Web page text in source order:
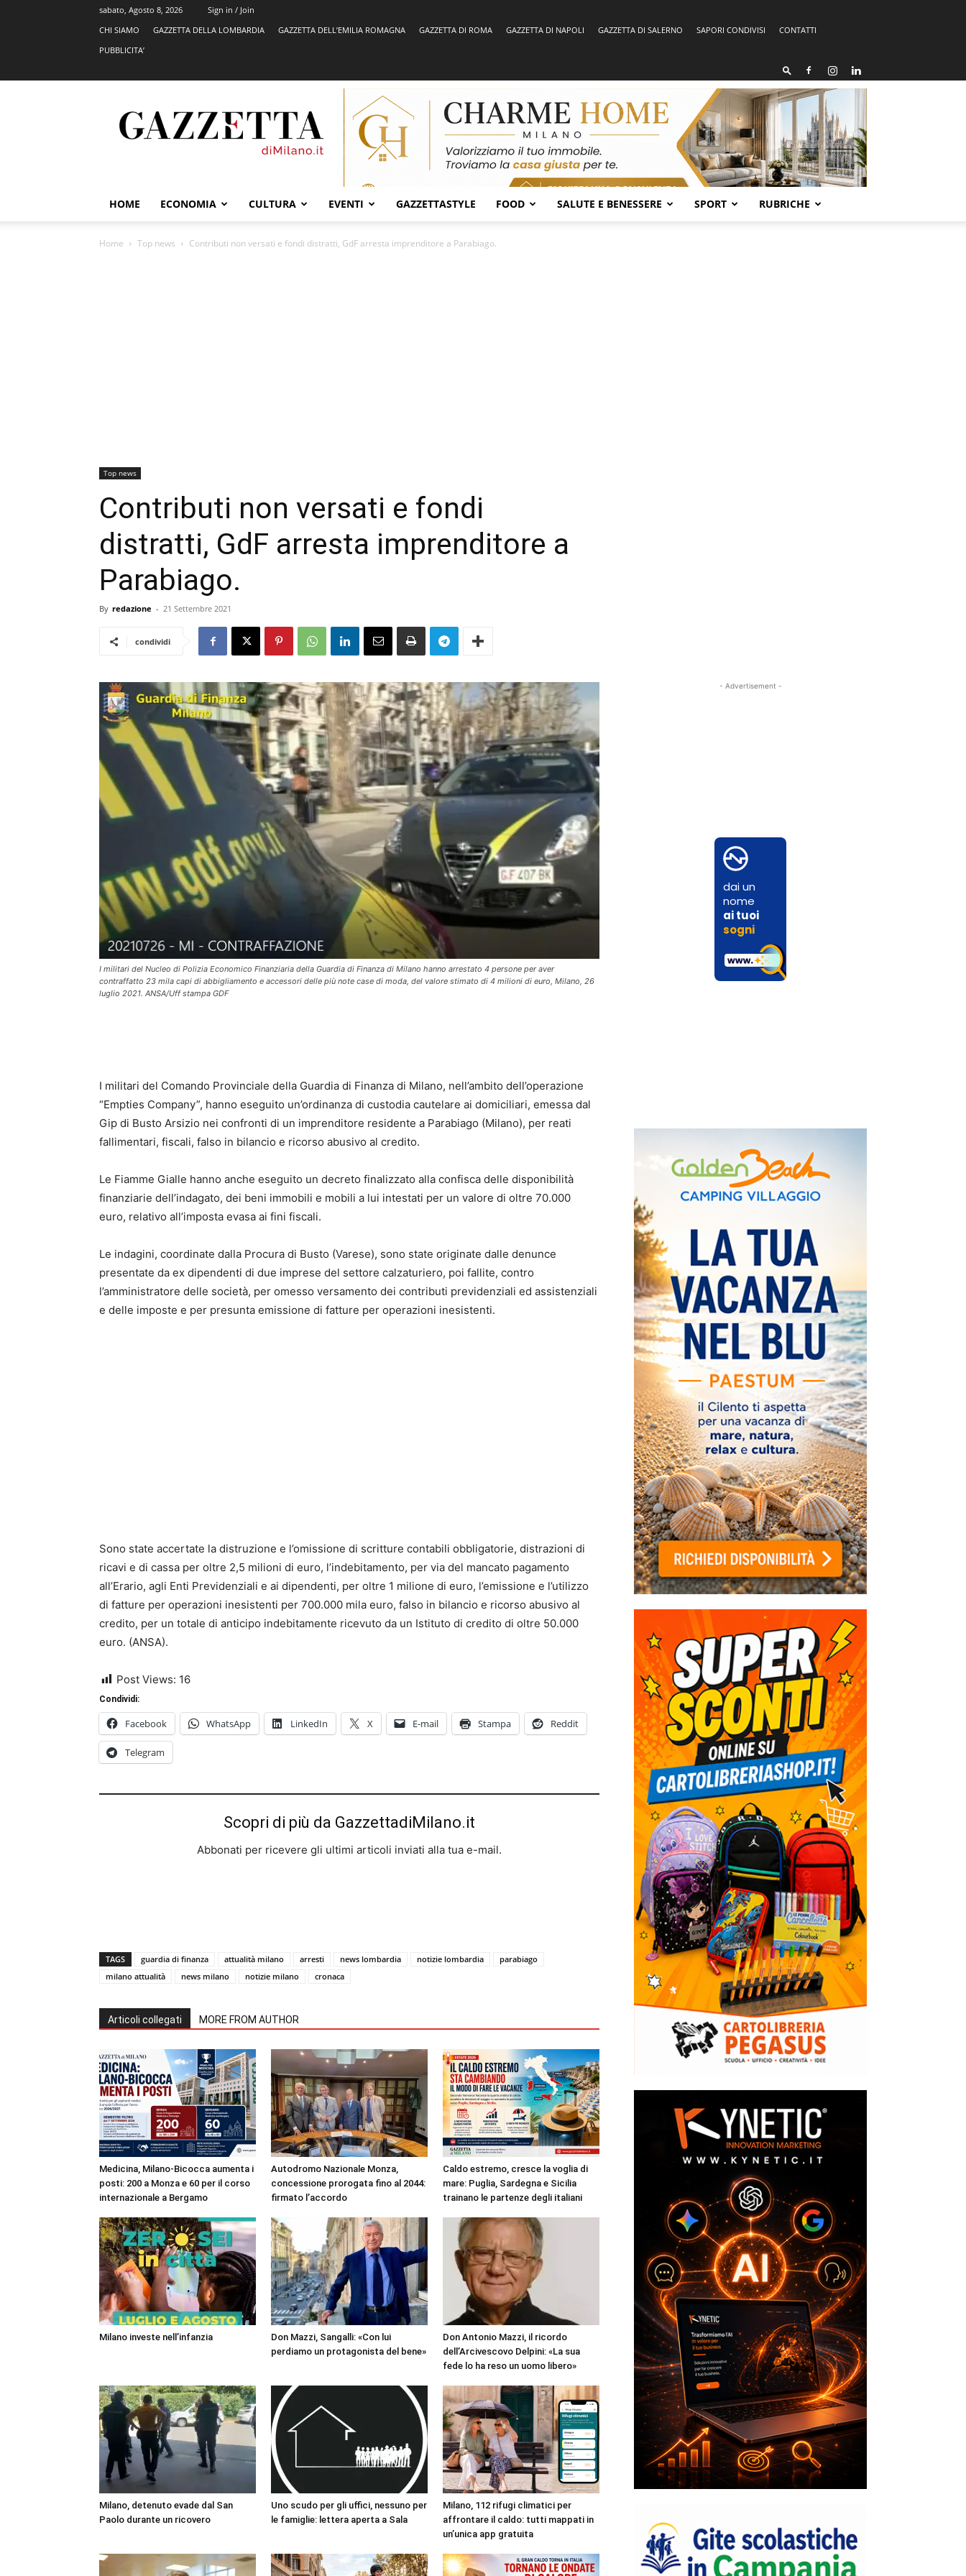
sabato, Agosto 8, 2026
Sign in / Join
CHI SIAMO
GAZZETTA DELLA LOMBARDIA GAZZETTA DELL’EMILIA ROMAGNA GAZZETTA DI ROMA GAZZETTA DI NAPOLI GAZZETTA DI SALERNO SAPORI CONDIVISI
CONTATTI
PUBBLICITA’
HOME ECONOMIA CULTURA EVENTI GAZZETTASTYLE FOOD SALUTE E BENESSERE SPORT RUBRICHE
Home Top news Contributi non versati e fondi distratti, GdF arresta imprenditore a Parabiago.
Top news
Contributi non versati e fondi
distratti, GdF arresta imprenditore a
Parabiago.
By redazione - 21 Settembre 2021
condividi
I militari del Nucleo di Polizia Economico Finanziaria della Guardia di Finanza di Milano hanno arrestato 4 persone per aver
contraffatto 23 mila capi di abbigliamento e accessori delle più note case di moda, del valore stimato di 4 milioni di euro, Milano, 26
luglio 2021. ANSA/Uff stampa GDF
I militari del Comando Provinciale della Guardia di Finanza di Milano, nell’ambito dell’operazione
“Empties Company”, hanno eseguito un’ordinanza di custodia cautelare ai domiciliari, emessa dal
Gip di Busto Arsizio nei confronti di un imprenditore residente a Parabiago (Milano), per reati
fallimentari, fiscali, falso in bilancio e ricorso abusivo al credito.
Le Fiamme Gialle hanno anche eseguito un decreto finalizzato alla confisca delle disponibilità
finanziarie dell’indagato, dei beni immobili e mobili a lui intestati per un valore di oltre 70.000
euro, relativo all’imposta evasa ai fini fiscali.
Le indagini, coordinate dalla Procura di Busto (Varese), sono state originate dalle denunce
presentate da ex dipendenti di due imprese del settore calzaturiero, poi fallite, contro
l’amministratore delle società, per omesso versamento dei contributi previdenziali ed assistenziali
e delle imposte e per presunta emissione di fatture per operazioni inesistenti.
Sono state accertate la distruzione e l’omissione di scritture contabili obbligatorie, distrazioni di
ricavi e di cassa per oltre 2,5 milioni di euro, l’indebitamento, per via del mancato pagamento
all’Erario, agli Enti Previdenziali e ai dipendenti, per oltre 1 milione di euro, l’emissione e l’utilizzo
di fatture per operazioni inesistenti per 700.000 mila euro, falso in bilancio e ricorso abusivo al
credito, per un totale di anticipo indebitamente ricevuto da un Istituto di credito di oltre 50.000
euro. (ANSA).
Post Views: 16
Condividi:
Facebook WhatsApp LinkedIn X E-mail Stampa Reddit
Telegram
Scopri di più da GazzettadiMilano.it
Abbonati per ricevere gli ultimi articoli inviati alla tua e-mail.
TAGS guardia di finanza attualità milano arresti news lombardia notizie lombardia
parabiago
milano attualità
news milano notizie milano cronaca
Articoli collegati MORE FROM AUTHOR
Medicina, Milano-Bicocca aumenta i
posti: 200 a Monza e 60 per il corso
internazionale a Bergamo
Autodromo Nazionale Monza,
concessione prorogata fino al 2044:
firmato l’accordo
Caldo estremo, cresce la voglia di
mare: Puglia, Sardegna e Sicilia
trainano le partenze degli italiani
Milano investe nell’infanzia
Don Mazzi, Sangalli: «Con lui
perdiamo un protagonista del bene»
Don Antonio Mazzi, il ricordo
dell’Arcivescovo Delpini: «La sua
fede lo ha reso un uomo libero»
Milano, detenuto evade dal San
Paolo durante un ricovero
Uno scudo per gli uffici, nessuno per
le famiglie: lettera aperta a Sala
Milano, 112 rifugi climatici per
affrontare il caldo: tutti mappati in
un’unica app gratuita
- Advertisement -